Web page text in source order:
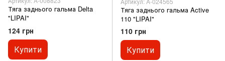
Тяга заднього гальма Delta
"LIPAI"
124 грн
Купити
Тяга заднього гальма Active
110 "LIPAI"
110 грн
Купити